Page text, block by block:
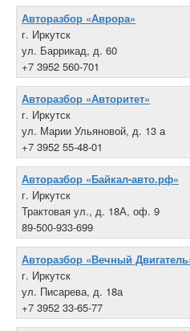
Авторазбор «Аврора»
г. Иркутск
ул. Баррикад, д. 60
+7 3952 560-701
Авторазбор «Авторитет»
г. Иркутск
ул. Марии Ульяновой, д. 13 а
+7 3952 55-48-01
Авторазбор «Байкал-авто.рф»
г. Иркутск
Трактовая ул., д. 18А, оф. 9
89-500-933-699
Авторазбор «Вечный
г. Иркутск
ул. Писарева, д. 18а
+7 3952 33-65-77